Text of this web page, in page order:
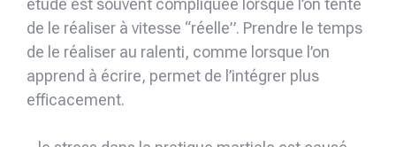
étude est souvent compliquée lorsque l’on tente
de le réaliser à vitesse “réelle”. Prendre le temps
de le réaliser au ralenti, comme lorsque l’on
apprend à écrire, permet de l’intégrer plus
efficacement.